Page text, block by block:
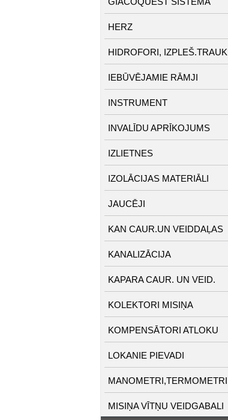
HERZ
HIDROFORI,
IEBŪVĒJAMIE RĀMJI
INSTRUMENT
INVALĪDU APRĪKOJUMS
IZLIETNES
IZOLĀCIJAS MATERIĀLI
JAUCĒJI
KAN CAUR.UN VEIDDAĻAS
KANALIZĀCIJA
KAPARA CAUR. UN VEID.
KOLEKTORI MISIŅA
KOMPENSĀTORI ATLOKU
LOKANIE PIEVADI
MANOMETRI,TERMOMETRI
MISIŅA VĪTŅU VEIDGABALI